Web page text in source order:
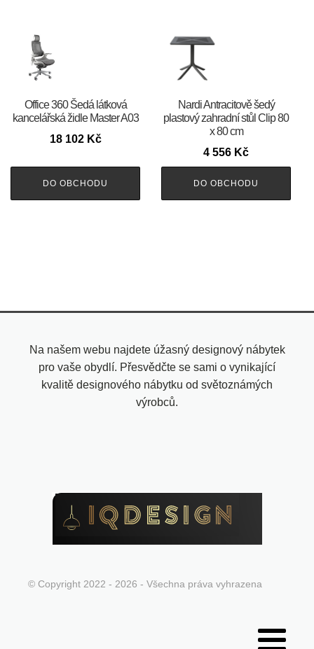
Office 360 Šedá látková
kancelářská židle Master A03
18 102 Kč
DO OBCHODU
Nardi Antracitově šedý
plastový zahradní stůl Clip 80
x 80 cm
4 556 Kč
DO OBCHODU
Na našem webu najdete úžasný designový nábytek
pro vaše obydlí. Přesvědčte se sami o vynikající
kvalitě designového nábytku od světoznámých
výrobců.
© Copyright 2022 - 2026 - Všechna práva vyhrazena